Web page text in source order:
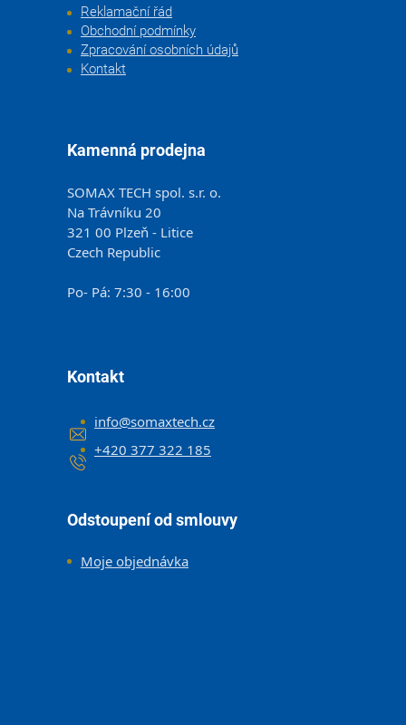
Reklamační řád
Obchodní podmínky
Zpracování osobních údajů
Kontakt
Kamenná prodejna
SOMAX TECH spol. s.r. o.
Na Trávníku 20
321 00 Plzeň - Litice
Czech Republic
Po- Pá: 7:30 - 16:00
Kontakt
info@somaxtech.cz
+420 377 322 185
Odstoupení od smlouvy
Moje objednávka